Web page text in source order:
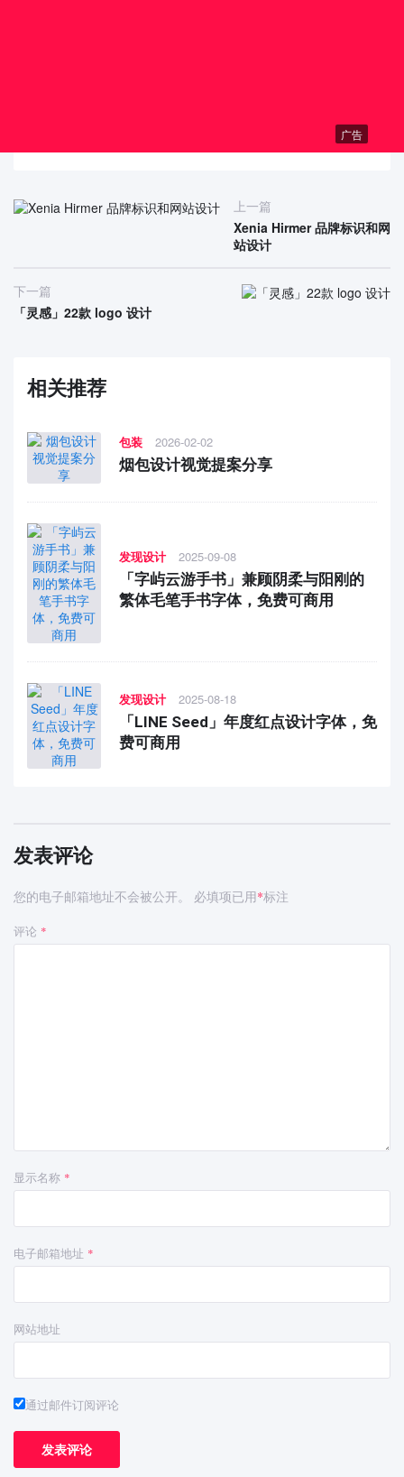
广告
上一篇
Xenia Hirmer 品牌标识和网
站设计
下一篇
「灵感」22款 logo 设计
相关推荐
包装 2026-02-02
烟包设计视觉提案分享
发现设计 2025-09-08
「字屿云游手书」兼顾阴柔与阳刚的
繁体毛笔手书字体，免费可商用
发现设计 2025-08-18
「LINE Seed」年度红点设计字体，免
费可商用
发表评论
您的电子邮箱地址不会被公开。 必填项已用*标注
评论 *
显示名称 *
电子邮箱地址 *
网站地址
通过邮件订阅评论